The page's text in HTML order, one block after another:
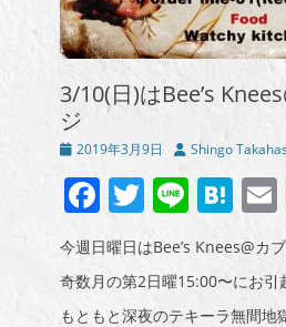
3/10(日)はBee’s
ジ
投
日
2019年3月9日
投
者
Shingo
Facebook
Twitter
Line
今週日曜日はBee’s Knees@カ
奇数月の第2日曜15:00〜にお引
もともと深夜のテキーラ無間地